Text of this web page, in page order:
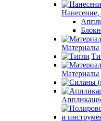
Нанесение,
Материалы
Материалы